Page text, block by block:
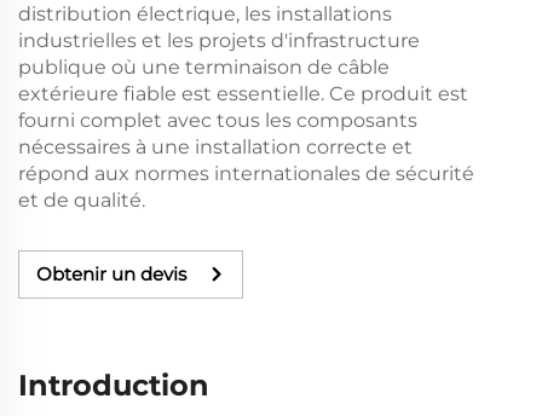
distribution électrique, les installations
industrielles et les projets d'infrastructure
publique où une terminaison de câble
extérieure fiable est essentielle. Ce produit est
fourni complet avec tous les composants
nécessaires à une installation correcte et
répond aux normes internationales de sécurité
et de qualité.
Obtenir un devis
Introduction